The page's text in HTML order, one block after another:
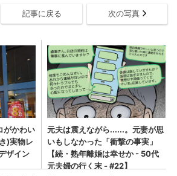
記事に戻る 次の写真